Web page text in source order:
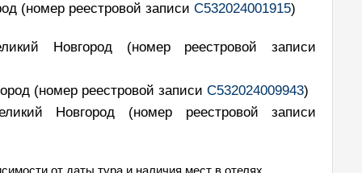
(номер реестровой записи С532024001915)
Новгород (номер реестровой записи
(номер реестровой записи С532024009943)
Новгород (номер реестровой записи
от даты тура и наличия мест в отелях.